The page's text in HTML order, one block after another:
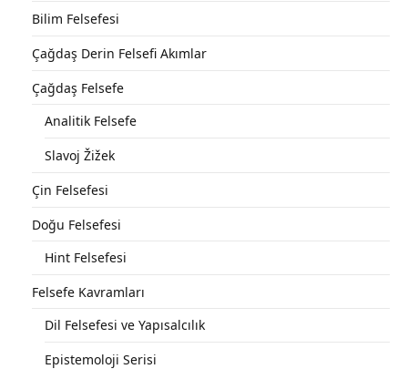
Bilim Felsefesi
Çağdaş Derin Felsefi Akımlar
Çağdaş Felsefe
Analitik Felsefe
Slavoj Žižek
Çin Felsefesi
Doğu Felsefesi
Hint Felsefesi
Felsefe Kavramları
Dil Felsefesi ve Yapısalcılık
Epistemoloji Serisi